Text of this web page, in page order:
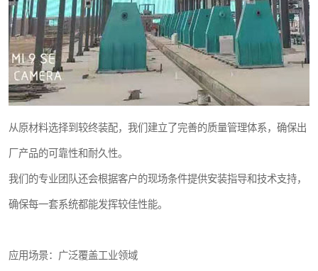
从原材料选择到较终装配，我们建立了完善的质量管理体系，确保出
厂产品的可靠性和耐久性。
我们的专业团队还会根据客户的现场条件提供安装指导和技术支持，
确保每一套系统都能发挥较佳性能。
应用场景：广泛覆盖工业领域